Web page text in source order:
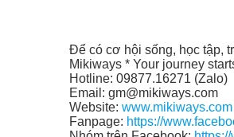
Để có cơ hội sống, học tập,
Mikiways * Your journey
Hotline: 09877.16271 (Zalo)
Email: gm@mikiways.com
Website: www.mikiways.com
Fanpage: https://